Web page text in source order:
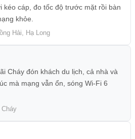
kéo cáp, đo tốc độ trước mặt rồi bàn
khỏe.
Hải, Hạ Long
Cháy đón khách du lịch, cả nhà và
mà mạng vẫn ổn, sóng Wi-Fi 6